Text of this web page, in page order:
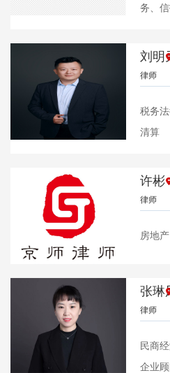
务、
刘明
律师
税务
清算
许彬
律师
房地
张琳
律师
民商
企业